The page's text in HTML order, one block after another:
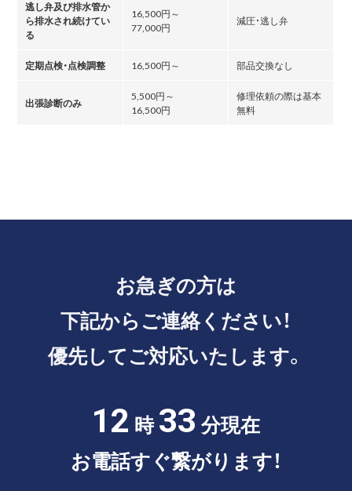
逃し弁及び排水管か
ら排水され続けてい
る
16,500円～
77,000円
減圧・逃し弁
定期点検・点検調整 16,500円～ 部品交換なし
出張診断のみ
5,500円～
16,500円
修理依頼の際は基本
無料
お急ぎの方は
下記からご連絡ください！
優先してご対応いたします。
12 時33 分現在
お電話すぐ繋がります！